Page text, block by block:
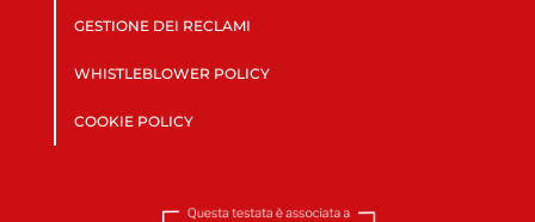
GESTIONE DEI RECLAMI
WHISTLEBLOWER POLICY
COOKIE POLICY